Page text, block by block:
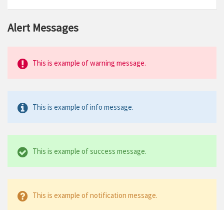
Alert Messages
This is example of warning message.
This is example of info message.
This is example of success message.
This is example of notification message.